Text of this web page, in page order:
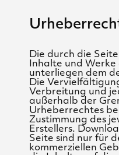
Die durch die
Inhalte und Werke
unterliegen dem
Die
Verbreitung und
außerhalb der
Urheberrechtes
Zustimmung des
Erstellers.
Seite sind nur für
kommerziellen